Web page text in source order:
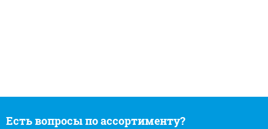
Есть вопросы по ассортименту?